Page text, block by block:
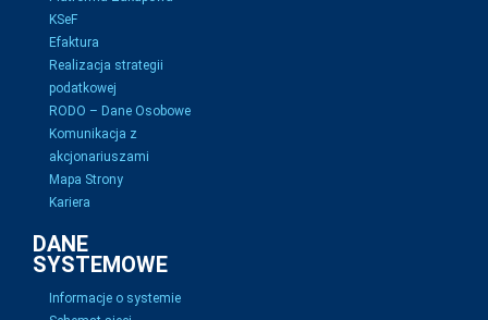
KSeF
Efaktura
Realizacja strategii
podatkowej
RODO – Dane Osobowe
Komunikacja z
akcjonariuszami
Mapa Strony
Kariera
DANE
SYSTEMOWE
Informacje o systemie